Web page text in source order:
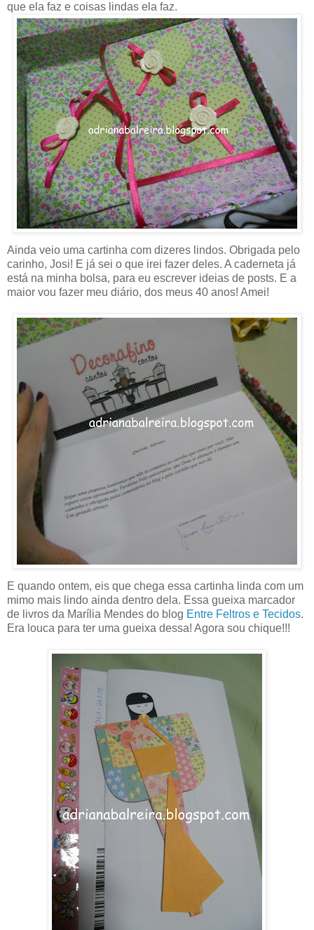
que ela faz e coisas lindas ela faz.
Ainda veio uma cartinha com dizeres lindos. Obrigada pelo
carinho, Josi! E já sei o que irei fazer deles. A caderneta já
está na minha bolsa, para eu escrever ideias de posts. E a
maior vou fazer meu diário, dos meus 40 anos! Amei!
E quando ontem, eis que chega essa cartinha linda com um
mimo mais lindo ainda dentro dela. Essa gueixa marcador
de livros da Marília Mendes do blog Entre Feltros e Tecidos.
Era louca para ter uma gueixa dessa! Agora sou chique!!!